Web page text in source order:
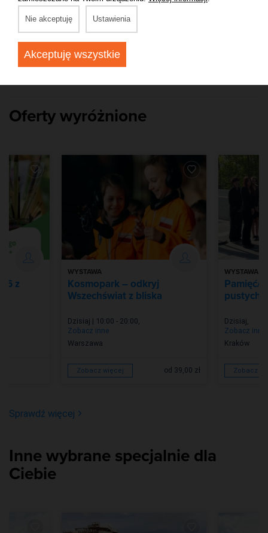
Rzeszów
Zobacz więcej
Oferty wyróżnione
z
WYSTAWA
Kosmopark – odkryj
Wszechświat z bliska
Dzisiaj | 10:00 - 20:00,
Zobacz inne
Warszawa
Zobacz więcej od 39,00 zł
WYSTAWA
Pamięć/
pustych
Dzisiaj,
Zobacz inne
Kraków
Zobacz
Sprawdź więcej
Inne wybrane specjalnie dla
Ciebie
Nie akceptuję Ustawienia
Akceptuję wszystkie